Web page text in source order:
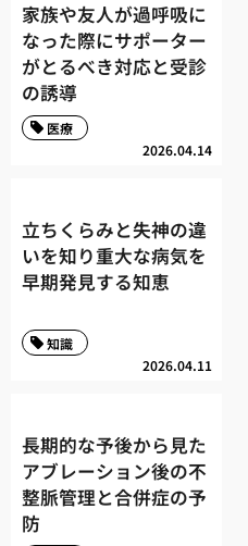
家族や友人が過呼吸に
なった際にサポーター
がとるべき対応と受診
の誘導
2026.04.14
医療
立ちくらみと失神の違
いを知り重大な病気を
早期発見する知恵
2026.04.11
知識
長期的な予後から見た
アブレーション後の不
整脈管理と合併症の予
防